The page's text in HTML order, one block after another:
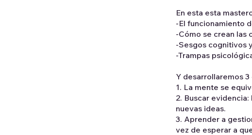
En esta esta
-El funcionamiento
-Cómo se crean las
-Sesgos cognitivos
-Trampas
Y desarrollaremos
1. La mente se
2. Buscar
nuevas ideas.
3. Aprender a
vez de esperar a